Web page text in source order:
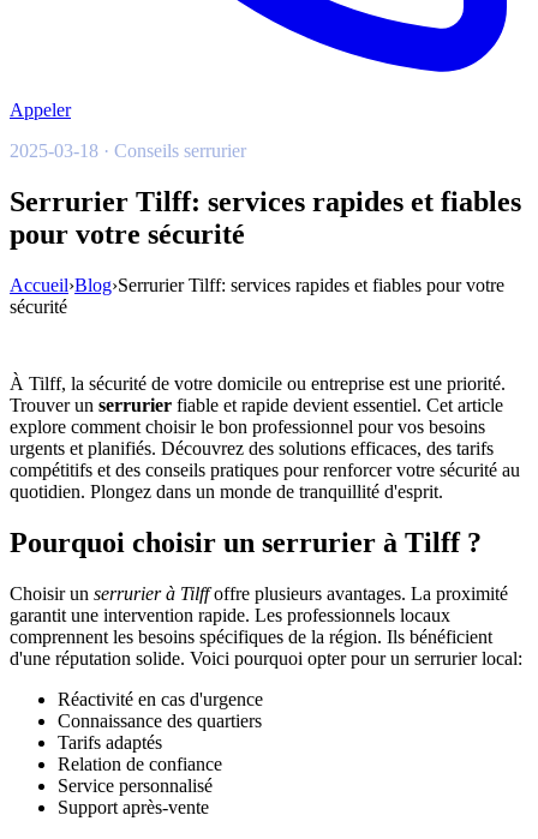
Appeler
2025-03-18 · Conseils serrurier
Serrurier Tilff: services rapides et fiables
pour votre sécurité
Accueil›Blog›Serrurier Tilff: services rapides et fiables pour votre
sécurité
À Tilff, la sécurité de votre domicile ou entreprise est une priorité.
Trouver un serrurier fiable et rapide devient essentiel. Cet article
explore comment choisir le bon professionnel pour vos besoins
urgents et planifiés. Découvrez des solutions efficaces, des tarifs
compétitifs et des conseils pratiques pour renforcer votre sécurité au
quotidien. Plongez dans un monde de tranquillité d'esprit.
Pourquoi choisir un serrurier à Tilff ?
Choisir un serrurier à Tilffoffre plusieurs avantages. La proximité
garantit une intervention rapide. Les professionnels locaux
comprennent les besoins spécifiques de la région. Ils bénéficient
d'une réputation solide. Voici pourquoi opter pour un serrurier local:
Réactivité en cas d'urgence
Connaissance des quartiers
Tarifs adaptés
Relation de confiance
Service personnalisé
Support après-vente